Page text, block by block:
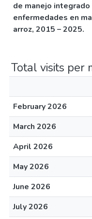
de manejo
enfermedades en
arroz, 2015 – 2025.
Total visits per
February 2026
March 2026
April 2026
May 2026
June 2026
July 2026